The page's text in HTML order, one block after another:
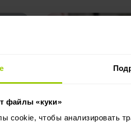
файлы «куки»
cookie, чтобы анализировать